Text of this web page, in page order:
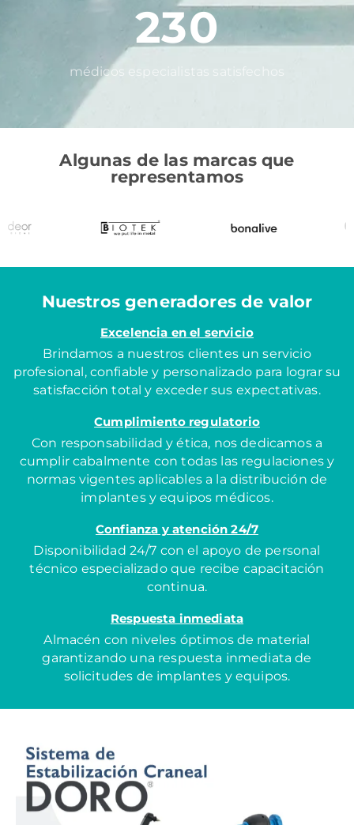
230
médicos especialistas satisfechos
Algunas de las marcas que
representamos
Nuestros generadores de valor
Excelencia en el servicio
Brindamos a nuestros clientes un servicio
profesional, confiable y personalizado para lograr su
satisfacción total y exceder sus expectativas.
Cumplimiento regulatorio
Con responsabilidad y ética, nos dedicamos a
cumplir cabalmente con todas las regulaciones y
normas vigentes aplicables a la distribución de
implantes y equipos médicos.
Confianza y atención 24/7
Disponibilidad 24/7 con el apoyo de personal
técnico especializado que recibe capacitación
continua.
Respuesta inmediata
Almacén con niveles óptimos de material
garantizando una respuesta inmediata de
solicitudes de implantes y equipos.